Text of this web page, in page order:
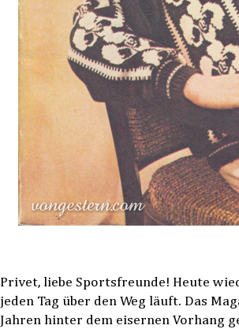
Privet, liebe Sportsfreunde! Heute
jeden Tag über den Weg läuft. Das
Jahren hinter dem eisernen Vorhang